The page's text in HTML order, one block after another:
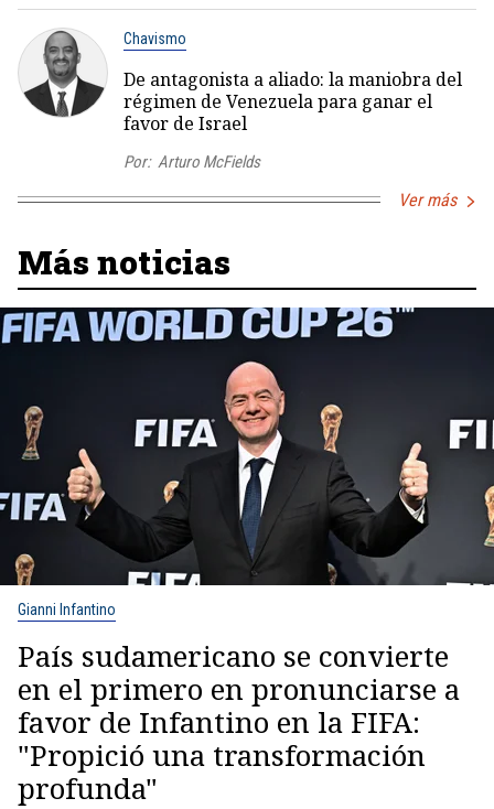
Chavismo
De antagonista a aliado: la maniobra del
régimen de Venezuela para ganar el
favor de Israel
Por: Arturo McFields
Ver más
Más noticias
Gianni Infantino
País sudamericano se convierte
en el primero en pronunciarse a
favor de Infantino en la FIFA:
"Propició una transformación
profunda"